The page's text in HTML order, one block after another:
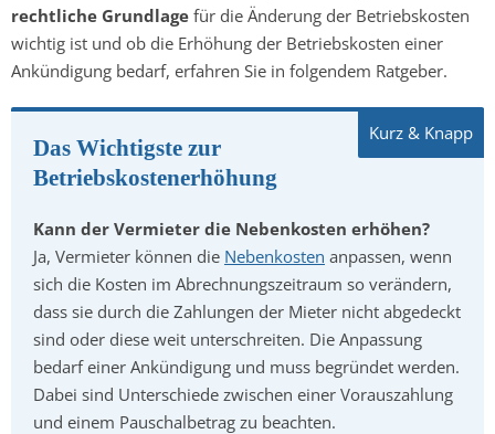
rechtliche Grundlage für die Änderung der Betriebskosten
wichtig ist und ob die Erhöhung der Betriebskosten einer
Ankündigung bedarf, erfahren Sie in folgendem Ratgeber.
Das Wichtigste zur
Betriebskostenerhöhung
Kann der Vermieter die Nebenkosten erhöhen?
Ja, Vermieter können die Nebenkosten anpassen, wenn
sich die Kosten im Abrechnungszeitraum so verändern,
dass sie durch die Zahlungen der Mieter nicht abgedeckt
sind oder diese weit unterschreiten. Die Anpassung
bedarf einer Ankündigung und muss begründet werden.
Dabei sind Unterschiede zwischen einer Vorauszahlung
und einem Pauschalbetrag zu beachten.